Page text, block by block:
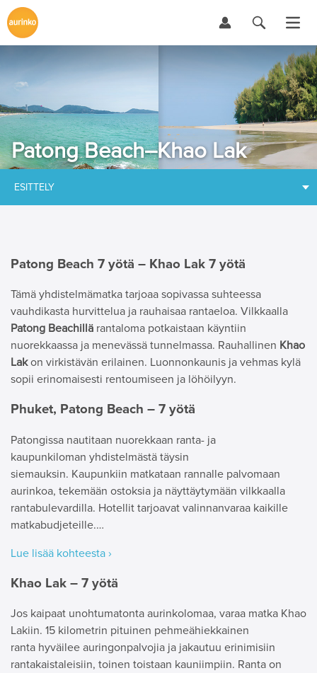
Patong Beach–Khao Lak
ESITTELY
Patong Beach 7 yötä – Khao Lak 7 yötä
Tämä yhdistelmämatka tarjoaa sopivassa suhteessa
vauhdikasta hurvittelua ja rauhaisaa rantaeloa. Vilkkaalla
Patong Beachillä rantaloma potkaistaan käyntiin
nuorekkaassa ja menevässä tunnelmassa. Rauhallinen Khao
Lakon virkistävän erilainen. Luonnonkaunis ja vehmas kylä
sopii erinomaisesti rentoumiseen ja löhöilyyn.
Phuket, Patong Beach – 7 yötä
Patongissa nautitaan nuorekkaan ranta- ja
kaupunkiloman yhdistelmästä täysin
siemauksin. Kaupunkiin matkataan rannalle palvomaan
aurinkoa, tekemään ostoksia ja näyttäytymään vilkkaalla
rantabulevardilla. Hotellit tarjoavat valinnanvaraa kaikille
matkabudjeteille.…
Lue lisää kohteesta ›
Khao Lak – 7 yötä
Jos kaipaat unohtumatonta aurinkolomaa, varaa matka Khao
Lakiin. 15 kilometrin pituinen pehmeähiekkainen
ranta hyväilee auringonpalvojia ja jakautuu erinimisiin
rantakaistaleisiin, toinen toistaan kauniimpiin. Ranta on